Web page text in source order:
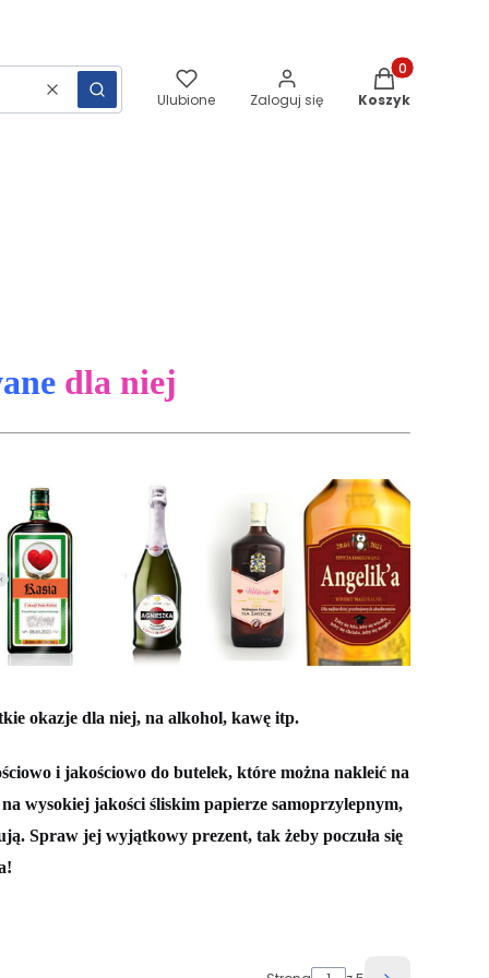
WyczyśćSzukaj Ulubione Zaloguj się
Produkty w
Koszyk
dla niej
okazje dla niej, na alkohol, kawę itp.
i jakościowo do butelek, które można nakleić na
wysokiej jakości śliskim papierze samoprzylepnym,
Spraw jej wyjątkowy prezent, tak żeby poczuła się